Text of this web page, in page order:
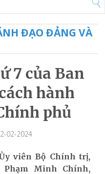
ĐẠO ĐẢNG VÀ
7 của Ban
hành
phủ
02-2024
viên Bộ Chính trị,
Minh Chính,